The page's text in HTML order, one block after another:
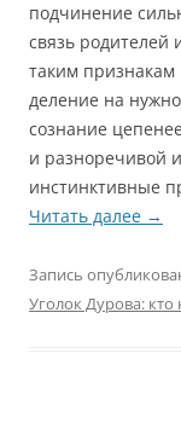
подчинение
связь
таким
деление на
сознание
и разноречивой
инстинктивные
Читать далее →
Запись
Уголок Дурова: кто